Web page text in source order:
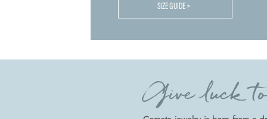
SIZE GUIDE >
Give luck to